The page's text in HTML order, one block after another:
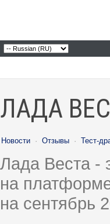
ЛАДА
Новости · Отзывы · Тест-
Лада Веста -
на
на сентябрь